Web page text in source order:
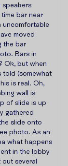
speakers
bar near
uncomfortable
moved
the bar
Bars in
Ok, but when
told (somewhat
is real. Oh,
wall is
of slide is up
gathered
slide onto
photo. As an
what happens
in the lobby
several